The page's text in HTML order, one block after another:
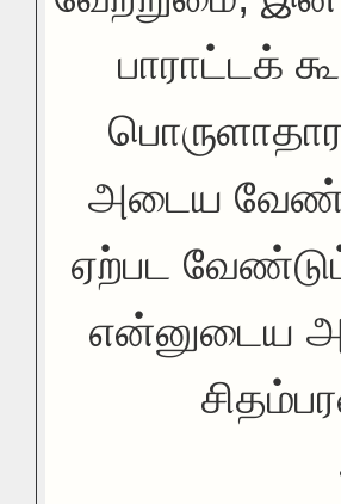
பாராட்டக்
அடைய
ஏற்பட
என்னுடைய